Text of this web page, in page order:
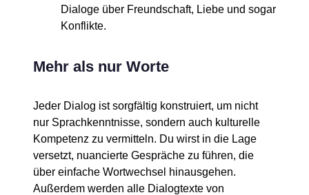
Dialoge über Freundschaft, Liebe und sogar
Konflikte.
Mehr als nur Worte
Jeder Dialog ist sorgfältig konstruiert, um nicht
nur Sprachkenntnisse, sondern auch kulturelle
Kompetenz zu vermitteln. Du wirst in die Lage
versetzt, nuancierte Gespräche zu führen, die
über einfache Wortwechsel hinausgehen.
Außerdem werden alle Dialogtexte von